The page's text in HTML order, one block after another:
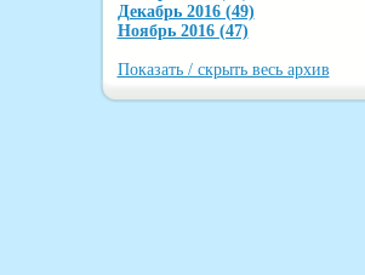
Декабрь 2016 (49)
Ноябрь 2016 (47)
Показать / скрыть весь архив